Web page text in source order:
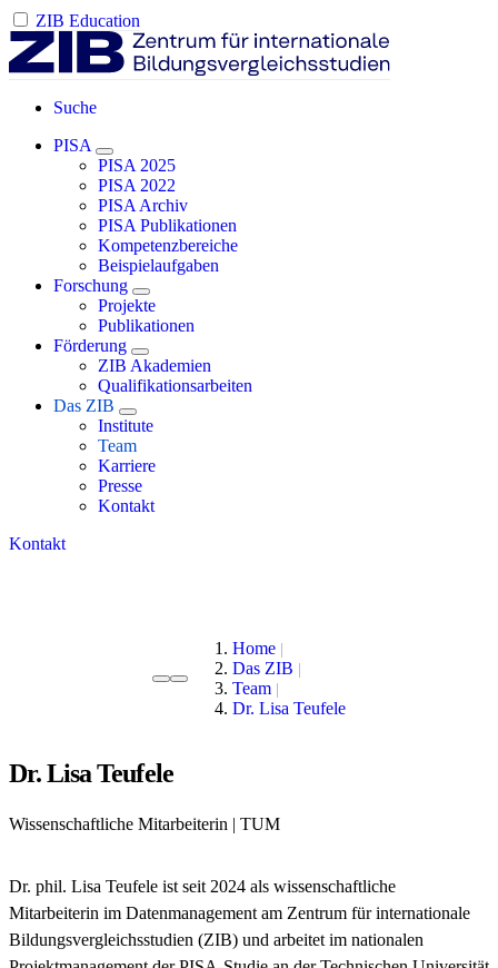
ZIB Education
Suche
PISA
PISA 2025
PISA 2022
PISA Archiv
PISA Publikationen
Kompetenzbereiche
Beispielaufgaben
Forschung
Projekte
Publikationen
Förderung
ZIB Akademien
Qualifikationsarbeiten
Das ZIB
Institute
Team
Karriere
Presse
Kontakt
Kontakt
Home
Das ZIB
Team
Dr. Lisa Teufele
Dr. Lisa Teufele
Wissenschaftliche Mitarbeiterin | TUM
Dr. phil. Lisa Teufele ist seit 2024 als wissenschaftliche
Mitarbeiterin im Datenmanagement am Zentrum für internationale
Bildungsvergleichsstudien (ZIB) und arbeitet im nationalen